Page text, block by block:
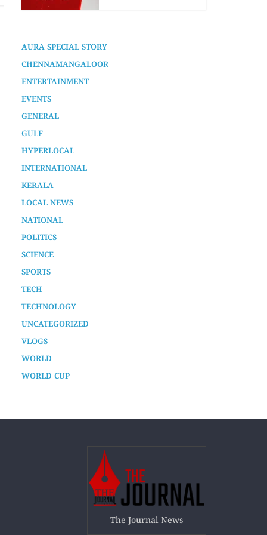
7 months ago
AURA SPECIAL STORY
CHENNAMANGALOOR
ENTERTAINMENT
EVENTS
GENERAL
GULF
HYPERLOCAL
INTERNATIONAL
KERALA
LOCAL NEWS
NATIONAL
POLITICS
SCIENCE
SPORTS
TECH
TECHNOLOGY
UNCATEGORIZED
VLOGS
WORLD
WORLD CUP
The Journal News